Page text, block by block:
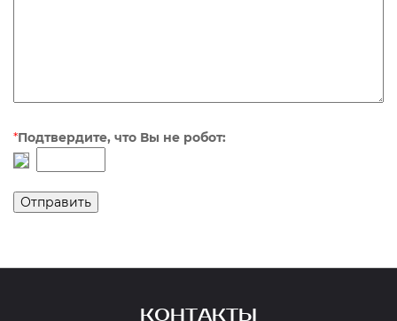
*Подтвердите, что Вы не робот:
КОНТАКТЫ